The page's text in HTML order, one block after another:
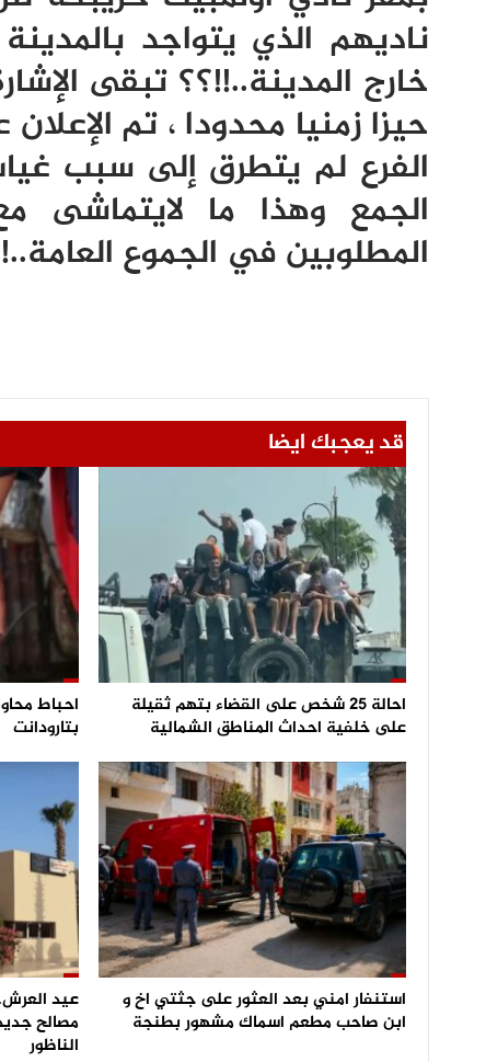
ناديهم الذي يتواجد
خارج المدينة..!!؟؟ تبقى
الفرع لم يتطرق إلى سبب
الجمع وهذا ما لايتماشى
المطلوبين في الجموع
قد يعجبك ايضا
احالة 25 شخص على القضاء بتهم ثقيلة
على خلفية احداث المناطق الشمالية
بتارودانت
استنفار امني بعد العثور على جثتي اخ و
ابن صاحب مطعم اسماك مشهور بطنجة
عيد
مصالح
الناظور